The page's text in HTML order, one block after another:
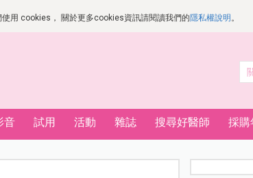
用 cookies， 關於更多cookies資訊請閱讀我們的隱私權說明 。
音 試用 活動 雜誌 搜尋好醫師 採購